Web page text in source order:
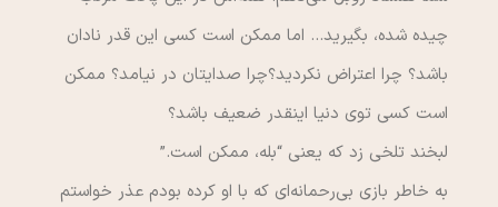
چيده شده، بگيريد… اما ممكن است كسي اين قدر نادان
باشد؟ چرا اعتراض نكرديد؟چرا صدايتان در نيامد؟ ممكن
است كسي توي دنيا اينقدر ضعيف باشد؟
لبخند تلخي زد كه يعني “بله، ممكن است.”
به خاطر بازي بي‌رحمانه‌اي كه با او كرده‌ بودم عذر خواستم